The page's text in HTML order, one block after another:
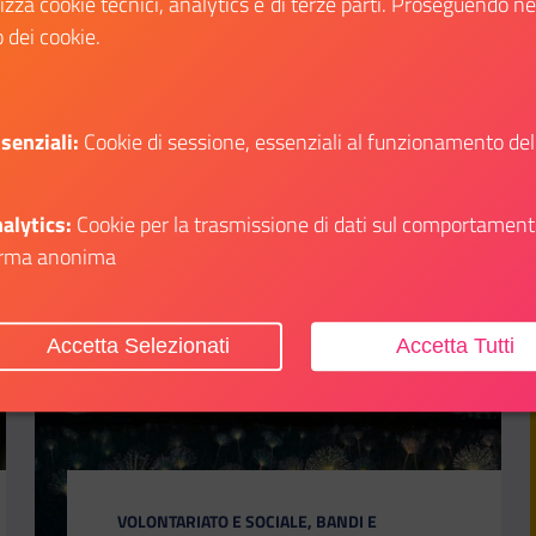
In Europa la tua opinione conta
Il link ti porterà ad avere maggiori dettagli
Aggiungi ai preferiti
CATEGORIA:
VOLONTARIATO E SOCIALE, BANDI E
cookie.
Cookie di sessione, essenziali al funzionamento
Cookie per la trasmissione di dati sul
anonima
Accetta Tutti
Accetta Selezionati